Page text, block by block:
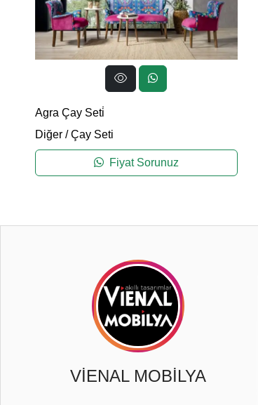
Agra Çay Seti̇
Diğer /Çay Seti
Fiyat Sorunuz
VİENAL MOBİLYA